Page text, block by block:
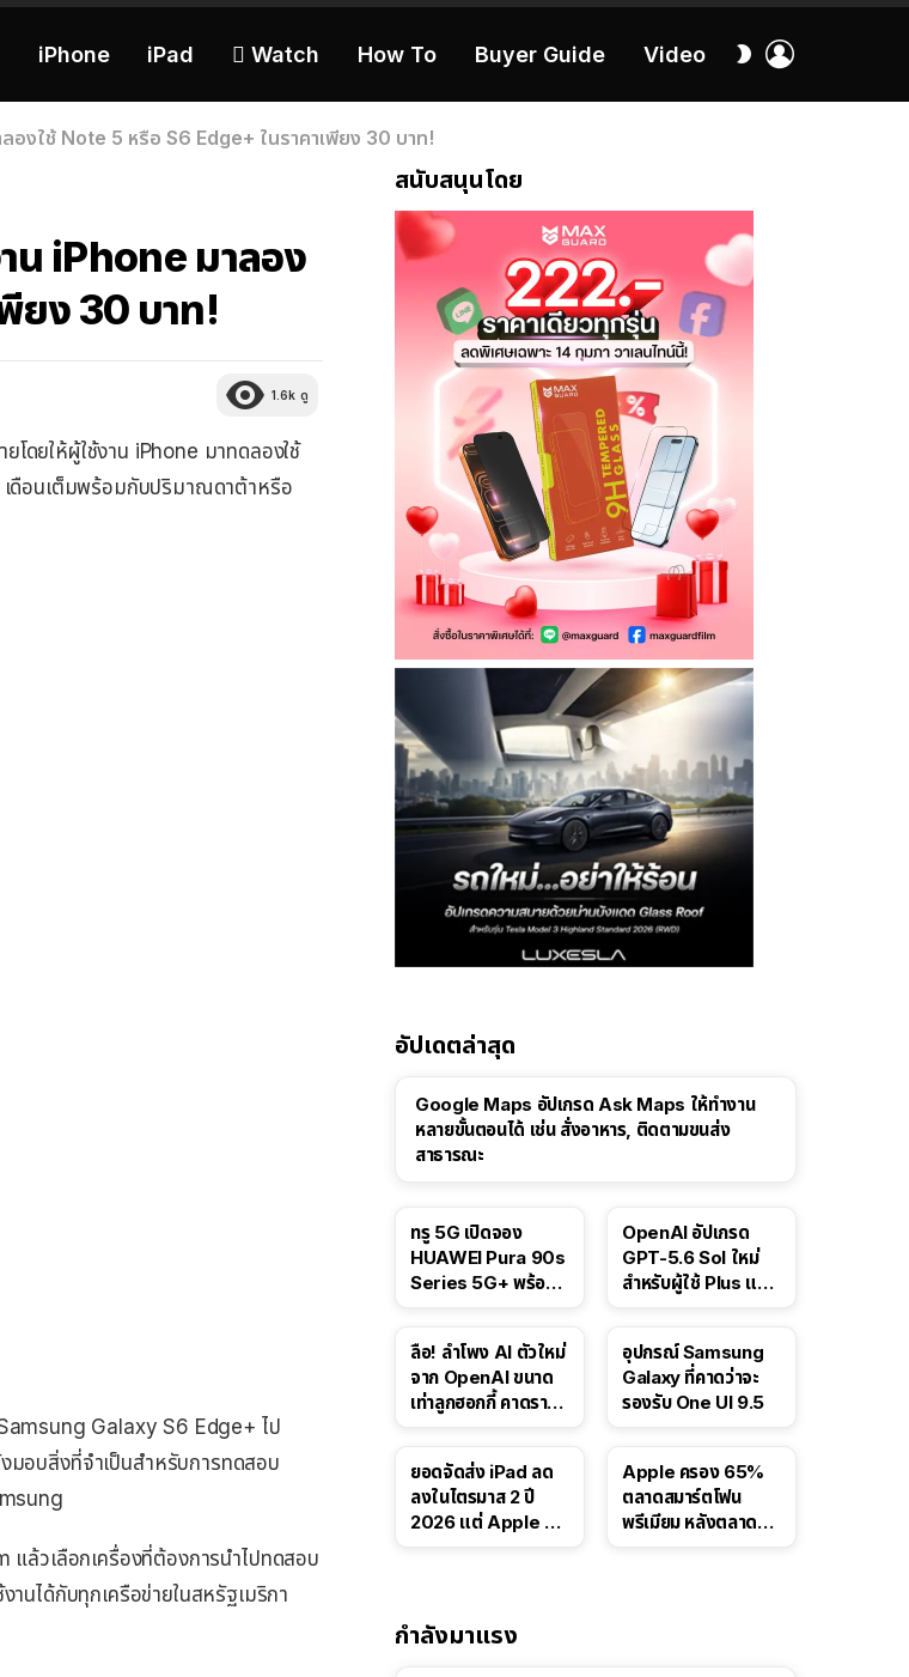
iPhone iPad  Watch How To Buyer Guide Video
สลับ
งใช้ Note 5 หรือ S6 Edge+ ในราคาเพียง 30 บาท!
น iPhone มาลอง
ยง 30 บาท!
1.6k ดู
ดยให้ผู้ใช้งาน iPhone มาทดลองใช้
ดือนเต็มพร้อมกับปริมาณดาต้าหรือ
Galaxy S6 Edge+ ไป
อบสิ่งที่จำเป็นสำหรับการทดสอบ
ล้วเลือกเครื่องที่ต้องการนำไปทดสอบ
นได้กับทุกเครือข่ายในสหรัฐเมริกา
สนับสนุนโดย
อัปเดตล่าสุด
Google Maps อัปเกรด Ask Maps ให้ทำงาน
หลายขั้นตอนได้ เช่น สั่งอาหาร, ติดตามขนส่ง
สาธารณะ
ทรู 5G เปิดจอง
HUAWEI Pura 90s
Series 5G+ พร้อม
OpenAI อัปเกรด
GPT-5.6 Sol ใหม่
สำหรับผู้ใช้ Plus และ
ลือ! ลำโพง AI ตัวใหม่
จาก OpenAI ขนาด
เท่าลูกฮอกกี้ คาดราคา
อุปกรณ์ Samsung
Galaxy ที่คาดว่าจะ
รองรับ One UI 9.5
ยอดจัดส่ง iPad ลด
ลงในไตรมาส 2 ปี
2026 แต่ Apple ยัง
Apple ครอง 65%
ตลาดสมาร์ตโฟน
พรีเมียม หลังตลาดทำ
กำลังมาแรง